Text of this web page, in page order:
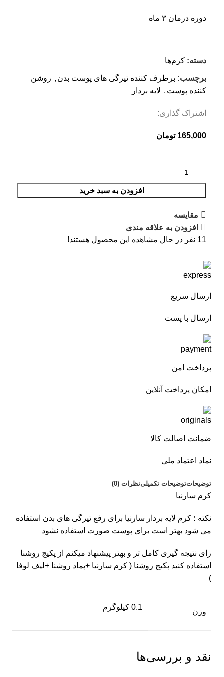
دوره درمان ۳ ماه
دسته: کرم‌ها
برچسب: برطرف کننده تیرگی های پوست بدن , روشن
کننده پوست , لایه بردار
اشتراک گذاری:
165,000 تومان
افزودن به سبد خرید
مقایسه
افزودن به علاقه مندی
11 نفر در حال مشاهده این محصول هستند!
ارسال سریع
ارسال با پست
پرداخت امن
امکان پرداخت آنلاین
ضمانت اصالت کالا
نماد اعتماد ملی
توضیحاتتوضیحات تکمیلینظرات (0)
کرم سارنیا
نکته ؛ کرم لایه بردار سارنیا برای رفع تیرگی های بدن استفاده
می شود بهتر است برای پوست صورت استفاده نشود
رای نتيجه گیری کامل تر و بهتر پیشنهاد میکنم از پکیج روشنا
استفاده کنید پکیج روشنا ( کرم سارنیا +پماد روشنا +لیف لوفا
)
وزن
0.1 کیلوگرم
نقد و بررسی‌ها